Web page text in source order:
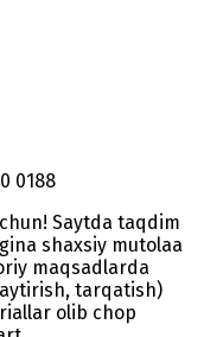
0188
Saytda taqdim
shaxsiy mutolaa
maqsadlarda
tarqatish)
olib chop